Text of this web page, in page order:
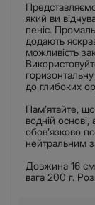
який ви
пеніс.
додають
можливість
до глибоких
Пам’ятайте,
водній
обов’язково
нейтральним
Довжина 16
вага 200 г.